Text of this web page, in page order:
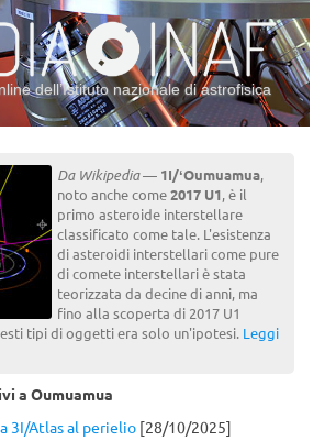
dell’Istituto nazionale di astrofisica
Da Wikipedia— 1I/ʻOumuamua,
noto anche come2017 U1, è il
primo asteroide interstellare
classificato come tale. L'esistenza
di asteroidi interstellari come pure
di comete interstellari è stata
teorizzata da decine di anni, ma
fino alla scoperta di 2017 U1
tipi di oggetti era solo un'ipotesi. Leggi
a Oumuamua
3I/Atlas al perielio [28/10/2025]